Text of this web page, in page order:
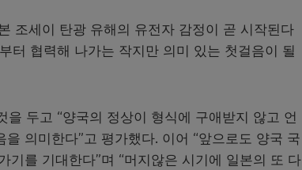
조세이 탄광 유해의 유전자 감정이 곧 시작된다
터 협력해 나가는 작지만 의미 있는 첫걸음이 될
두고 “양국의 정상이 형식에 구애받지 않고 언
의미한다”고 평가했다. 이어 “앞으로도 양국 국
를 기대한다”며 “머지않은 시기에 일본의 또 다